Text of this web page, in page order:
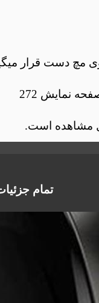
به راحتی روی مچ دست قرار
و سبک زیبا و شیکی را در کنار هم قرار میدهد. هایلو RT2 با صفحه نمایش 272
مشاهده است.
تمام